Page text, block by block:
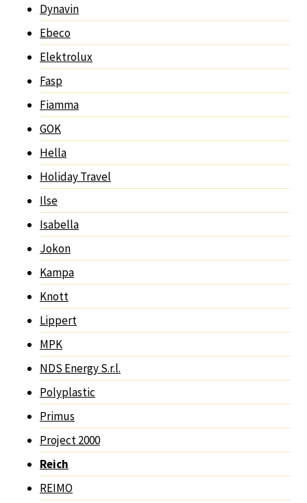
Dynavin
Ebeco
Elektrolux
Fasp
Fiamma
GOK
Hella
Holiday Travel
Ilse
Isabella
Jokon
Kampa
Knott
Lippert
MPK
NDS Energy S.r.l.
Polyplastic
Primus
Project 2000
Reich
REIMO